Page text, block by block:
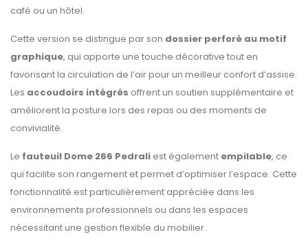
café ou un hôtel.
Cette version se distingue par son dossier perforé au motif
graphique, qui apporte une touche décorative tout en
favorisant la circulation de l’air pour un meilleur confort d’assise.
Les accoudoirs intégrés offrent un soutien supplémentaire et
améliorent la posture lors des repas ou des moments de
convivialité.
Le fauteuil Dome 266 Pedrali est également empilable, ce
qui facilite son rangement et permet d’optimiser l’espace. Cette
fonctionnalité est particulièrement appréciée dans les
environnements professionnels ou dans les espaces
nécessitant une gestion flexible du mobilier.